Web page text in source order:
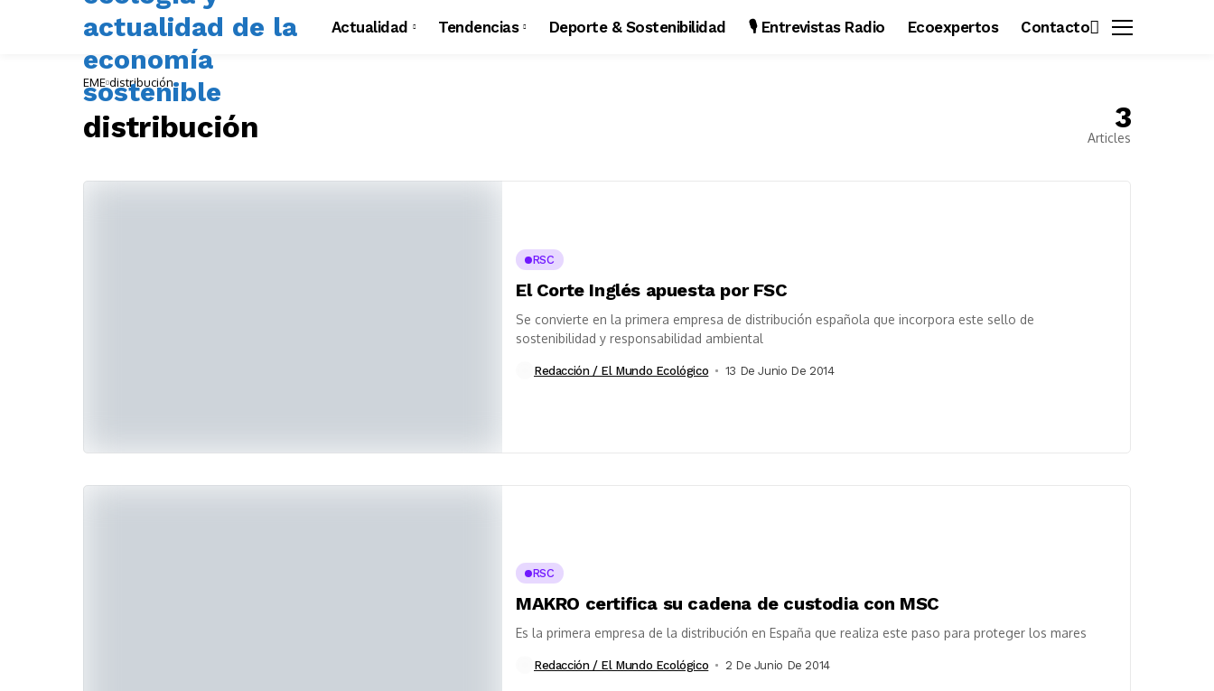
Actualidad Tendencias Deporte & Sostenibilidad 🎙️ Entrevistas Radio Ecoexpertos Contacto
EME distribución
distribución 3
Articles
RSC
El Corte Inglés apuesta por FSC
Se convierte en la primera empresa de distribución española que incorpora este sello de
sostenibilidad y responsabilidad ambiental
Redacción / El Mundo Ecológico 13 De Junio De 2014
RSC
MAKRO certifica su cadena de custodia con MSC
Es la primera empresa de la distribución en España que realiza este paso para proteger los mares
Redacción / El Mundo Ecológico 2 De Junio De 2014